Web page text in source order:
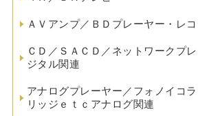
ＡＶアンプ／ＢＤプレーヤー・レ
ＣＤ／ＳＡＣＤ／ネットワークプ
ジタル関連
アナログプレーヤー／フォノイコ
リッジｅｔｃアナログ関連